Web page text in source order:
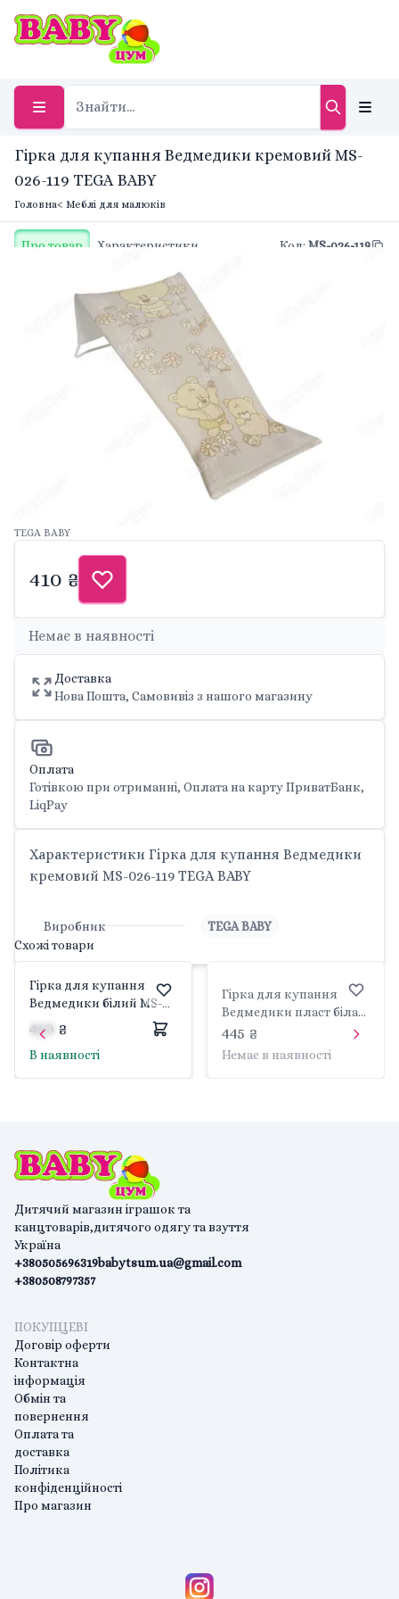
Гірка для купання Ведмедики кремовий MS-
026-119 TEGA BABY
Головна< Меблі для малюків
Про товар Характеристики Код: MS-026-119
TEGA BABY
410 ₴
Немає в наявності
Доставка
Нова Пошта, Самовивіз з нашого магазину
Оплата
Готівкою при отриманні, Оплата на карту ПриватБанк,
LiqPay
Характеристики Гірка для купання Ведмедики
кремовий MS-026-119 TEGA BABY
Виробник
TEGA BABY
Схожі товари
Гірка для купання
Ведмедики білий MS-
410 ₴
В наявності
Гірка для купання
Ведмедики пласт біла
перлина MS-003NOWY-
445 ₴
Немає в наявності
Дитячий магазин іграшок та
канцтоварів,дитячого одягу та взуття
Україна
+380505696319
+380508797357
babytsum.ua@gmail.com
ПОКУПЦЕВІ
Договір оферти
Контактна
інформація
Обмін та
повернення
Оплата та
доставка
Політика
конфіденційності
Про магазин